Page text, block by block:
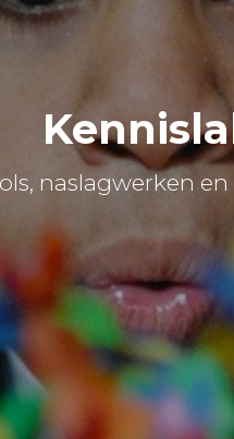
naslagwerken